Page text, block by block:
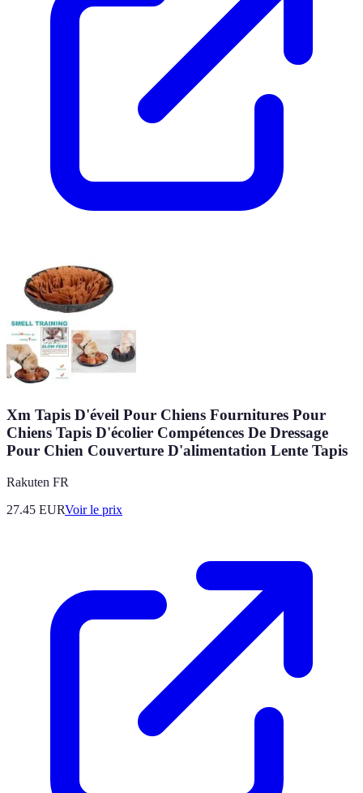
Xm Tapis D'éveil Pour Chiens Fournitures Pour
Chiens Tapis D'écolier Compétences De Dressage
Pour Chien Couverture D'alimentation Lente Tapis
Rakuten FR
27.45 EURVoir le prix